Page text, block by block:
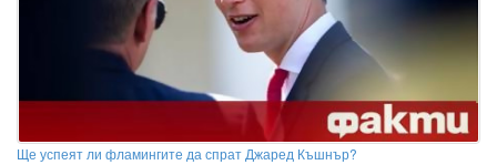
Ще успеят ли фламингите да спрат Джаред Къшнър?